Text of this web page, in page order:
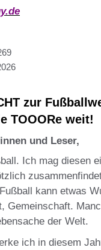
zur
TOOORe weit!
und Leser,
Ich mag diesen
kann etwas
Gemeinschaft.
der Welt.
ich in diesem